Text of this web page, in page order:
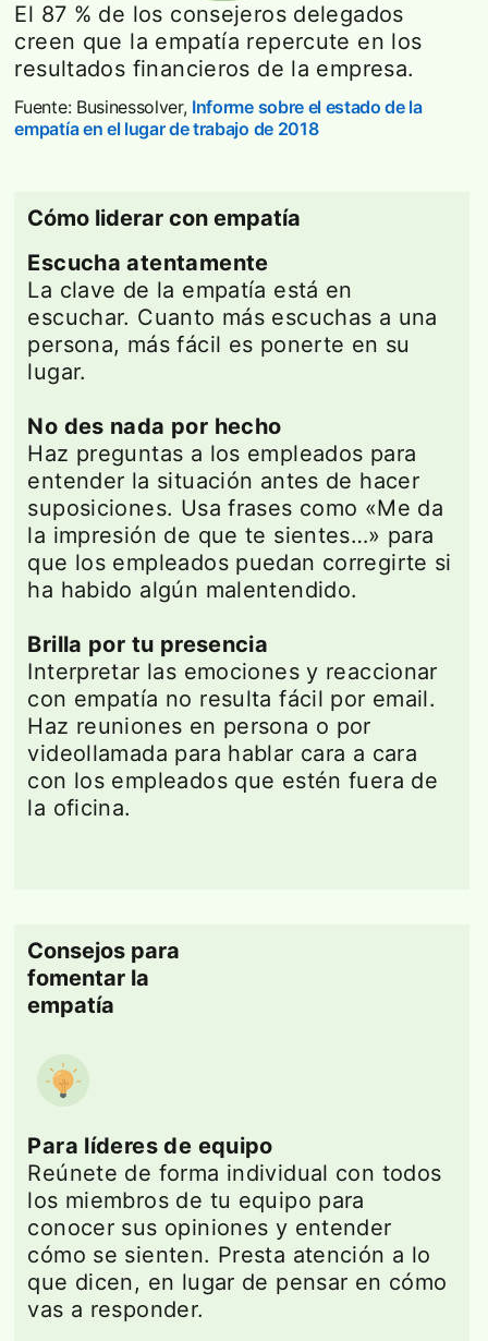
El 87 % de los consejeros delegados
creen que la empatía repercute en los
resultados financieros de la empresa.
Fuente: Businessolver, Informe sobre el estado de la
empatía en el lugar de trabajo de 2018opens in a new tab
Cómo liderar con empatía
Escucha atentamente
La clave de la empatía está en
escuchar. Cuanto más escuchas a una
persona, más fácil es ponerte en su
lugar.
No des nada por hecho
Haz preguntas a los empleados para
entender la situación antes de hacer
suposiciones. Usa frases como «Me da
la impresión de que te sientes…» para
que los empleados puedan corregirte si
ha habido algún malentendido.
Brilla por tu presencia
Interpretar las emociones y reaccionar
con empatía no resulta fácil por email.
Haz reuniones en persona o por
videollamada para hablar cara a cara
con los empleados que estén fuera de
la oficina.
Consejos para
fomentar la
empatía
Para líderes de equipo
Reúnete de forma individual con todos
los miembros de tu equipo para
conocer sus opiniones y entender
cómo se sienten. Presta atención a lo
que dicen, en lugar de pensar en cómo
vas a responder.